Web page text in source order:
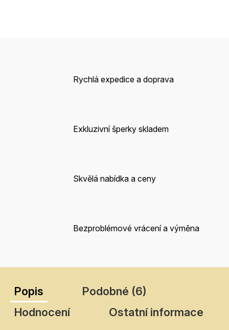
Rychlá expedice a doprava
Exkluzivní šperky skladem
Skvělá nabídka a ceny
Bezproblémové vrácení a výměna
Popis
Podobné (6)
Hodnocení
Ostatní informace